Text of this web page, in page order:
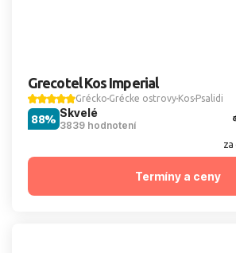
Grecotel Kos Imperial
Grécko Grécke ostrovy Kos Psalidi
Skvelé
3839 hodnotení
88%
za
Termíny a ceny